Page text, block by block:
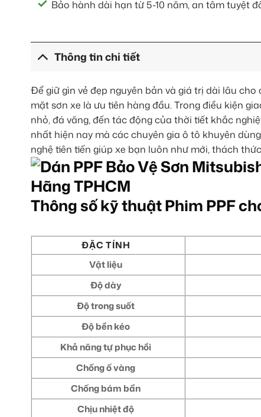
Bảo hành dài hạn từ 5-10 năm, an tâm tuyệt
Thông tin chi tiết
Để giữ gìn vẻ đẹp nguyên bản và giá trị dài lâu
mặt sơn xe là ưu tiên hàng đầu. Trong điều kiện
nhỏ, đá văng, đến tác động của thời tiết khắc
nhất hiện nay mà các chuyên gia ô tô khuyên
nghệ tiên tiến giúp xe bạn luôn như mới, thách
Thông số kỹ thuật Phim PPF
ĐẶC TÍNH
Vật liệu
Độ dày
Độ trong suốt
Độ bền kéo
Khả năng tự phục hồi
Chống ố vàng
Chống bám bẩn
Chịu nhiệt độ